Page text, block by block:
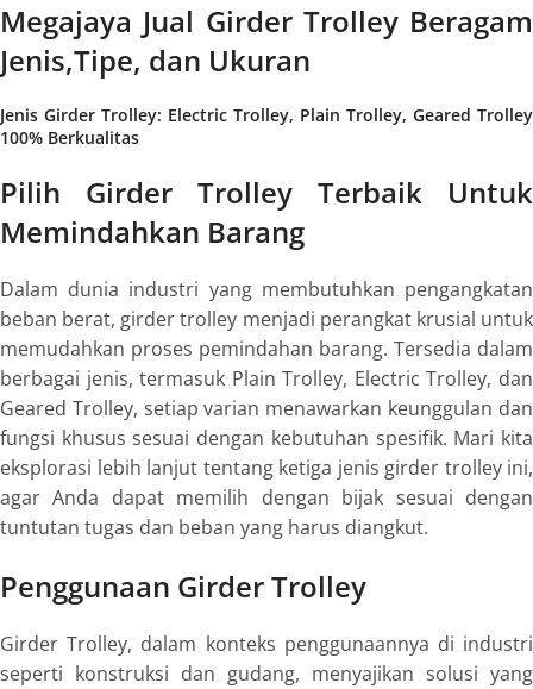
Megajaya Jual Girder Trolley Beragam
Jenis,Tipe, dan Ukuran
Jenis Girder Trolley: Electric Trolley, Plain Trolley, Geared Trolley
100% Berkualitas
Pilih Girder Trolley Terbaik Untuk
Memindahkan Barang
Dalam dunia industri yang membutuhkan pengangkatan
beban berat, girder trolley menjadi perangkat krusial untuk
memudahkan proses pemindahan barang. Tersedia dalam
berbagai jenis, termasuk Plain Trolley, Electric Trolley, dan
Geared Trolley, setiap varian menawarkan keunggulan dan
fungsi khusus sesuai dengan kebutuhan spesifik. Mari kita
eksplorasi lebih lanjut tentang ketiga jenis girder trolley ini,
agar Anda dapat memilih dengan bijak sesuai dengan
tuntutan tugas dan beban yang harus diangkut.
Penggunaan Girder Trolley
Girder Trolley, dalam konteks penggunaannya di industri
seperti konstruksi dan gudang, menyajikan solusi yang